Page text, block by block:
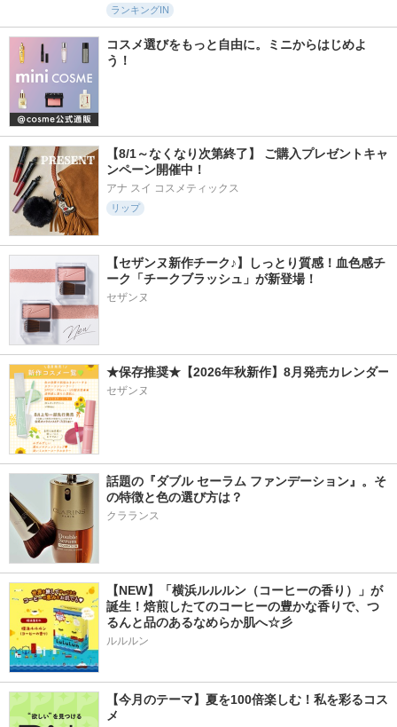
ランキングIN
コスメ選びをもっと自由に。ミニからはじめよ
う！
【8/1～なくなり次第終了】 ご購入プレゼントキャ
ンペーン開催中！
アナ スイ コスメティックス
リップ
【セザンヌ新作チーク♪】しっとり質感！血色感チ
ーク「チークブラッシュ」が新登場！
セザンヌ
★保存推奨★【2026年秋新作】8月発売カレンダー
セザンヌ
話題の『ダブル セーラム ファンデーション』。そ
の特徴と色の選び方は？
クラランス
【NEW】「横浜ルルルン（コーヒーの香り）」が
誕生！焙煎したてのコーヒーの豊かな香りで、つ
るんと品のあるなめらか肌へ☆彡
ルルルン
【今月のテーマ】夏を100倍楽しむ！私を彩るコス
メ